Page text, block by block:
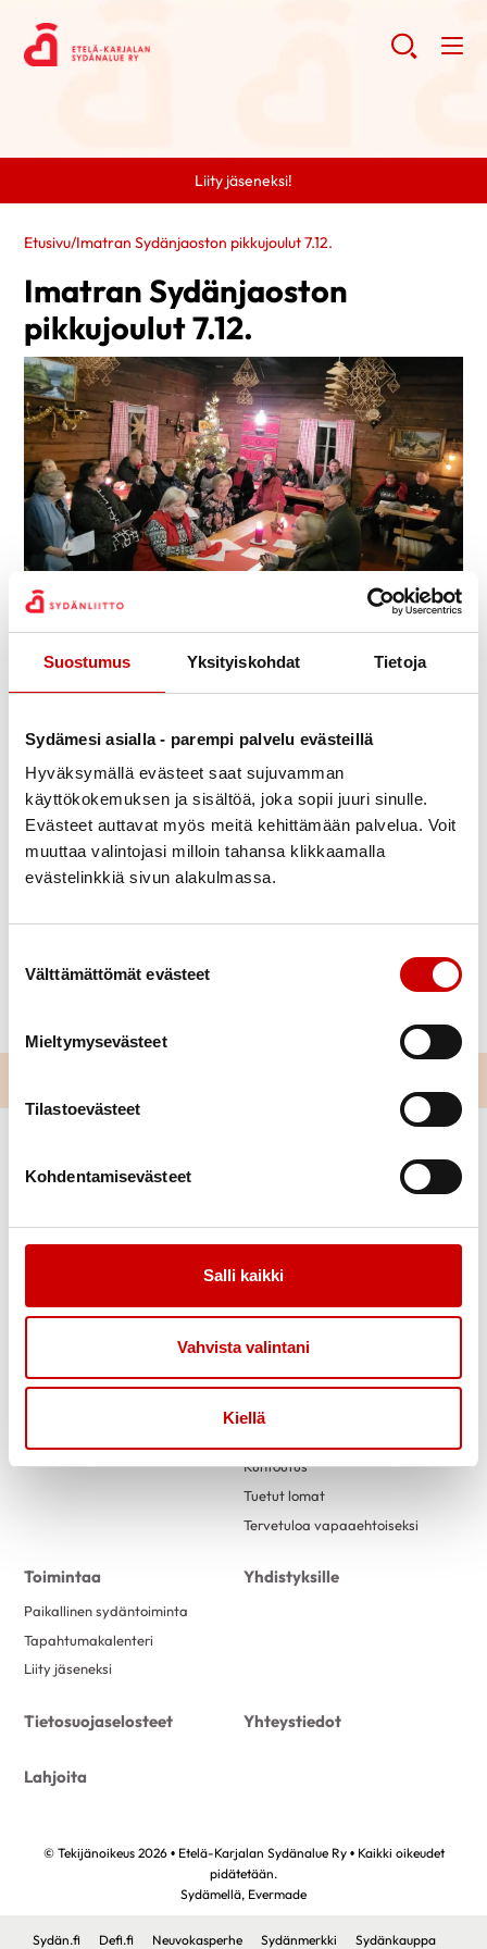
Suostumus Yksityiskohdat Tietoja
Sydämesi asialla - parempi palvelu evästeillä
Hyväksymällä evästeet saat sujuvamman
käyttökokemuksen ja sisältöä, joka sopii juuri sinulle.
Evästeet auttavat myös meitä kehittämään palvelua. Voit
muuttaa valintojasi milloin tahansa klikkaamalla
evästelinkkiä sivun alakulmassa.
Välttämättömät evästeet
Mieltymysevästeet
Tilastoevästeet
Kohdentamisevästeet
Salli kaikki
Vahvista valintani
Kiellä
Liity jäseneksi!
Etusivu/Imatran Sydänjaoston pikkujoulut 7.12.
Imatran Sydänjaoston
pikkujoulut 7.12.
Julkaistu 29.11.2023
Päivitetty 11.12.2023
pikkujoulut. Joululauluja, puuroa ja torttukahvit.
Laulattajana oli Merja Purovaara ja säestäjänä
Topi Hartikainen.
Voi jospa olisin ollut mukana…
Link to facebook
Link to twitter
Link to instagram
Link to youtube
Ajankohtaista Tukea
Sydäntuki-toiminta
Kuntoutus
Tuetut lomat
Tervetuloa vapaaehtoiseksi
Toimintaa
Paikallinen sydäntoiminta
Tapahtumakalenteri
Liity jäseneksi
Yhdistyksille
Tietosuojaselosteet Yhteystiedot
Lahjoita
© Tekijänoikeus 2026 • Etelä-Karjalan Sydänalue Ry • Kaikki oikeudet
pidätetään.
Sydämellä, Evermade
Sydän.fi Defi.fi Neuvokasperhe Sydänmerkki Sydänkauppa